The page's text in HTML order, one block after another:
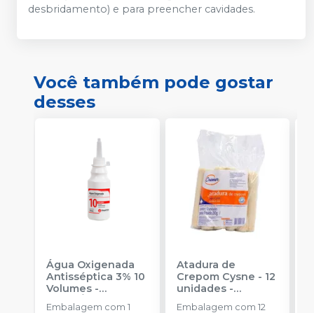
desbridamento) e para preencher cavidades.
Você também pode gostar
desses
Água Oxigenada
Antisséptica 3% 10
Volumes -
RIOQUÍMICA
Embalagem com 1
Atadura de
Crepom Cysne - 12
unidades-
CREMER
Embalagem com 12